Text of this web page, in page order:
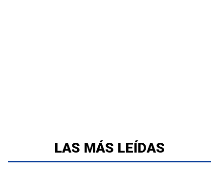
LAS MÁS LEÍDAS